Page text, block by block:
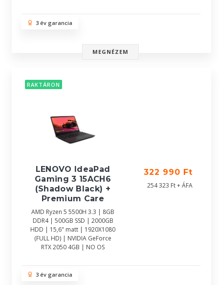
3 év garancia
MEGNÉZEM
RAKTÁRON
LENOVO IdeaPad
Gaming 3 15ACH6
(Shadow Black) +
Premium Care
AMD Ryzen 5 5500H 3.3 | 8GB
DDR4 | 500GB SSD | 2000GB
HDD | 15,6" matt | 1920X1080
(FULL HD) | NVIDIA GeForce
RTX 2050 4GB | NO OS
322 990 Ft
254 323 Ft + ÁFA
3 év garancia